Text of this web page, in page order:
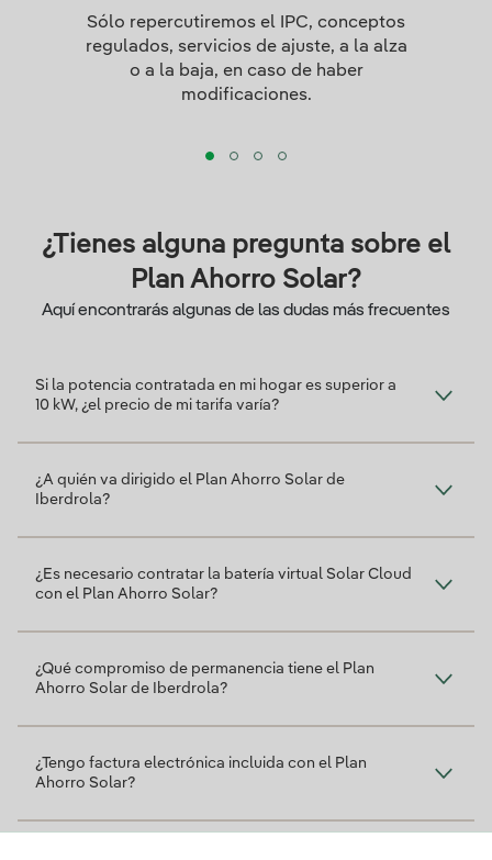
Sólo repercutiremos el IPC, conceptos
regulados, servicios de ajuste, a la alza
o a la baja, en caso de haber
modificaciones.
¿Tienes alguna pregunta sobre el
Plan Ahorro Solar?
Aquí encontrarás algunas de las dudas más frecuentes
Si la potencia contratada en mi hogar es superior a
10 kW, ¿el precio de mi tarifa varía?
¿A quién va dirigido el Plan Ahorro Solar de
Iberdrola?
¿Es necesario contratar la batería virtual Solar Cloud
con el Plan Ahorro Solar?
¿Qué compromiso de permanencia tiene el Plan
Ahorro Solar de Iberdrola?
¿Tengo factura electrónica incluida con el Plan
Ahorro Solar?